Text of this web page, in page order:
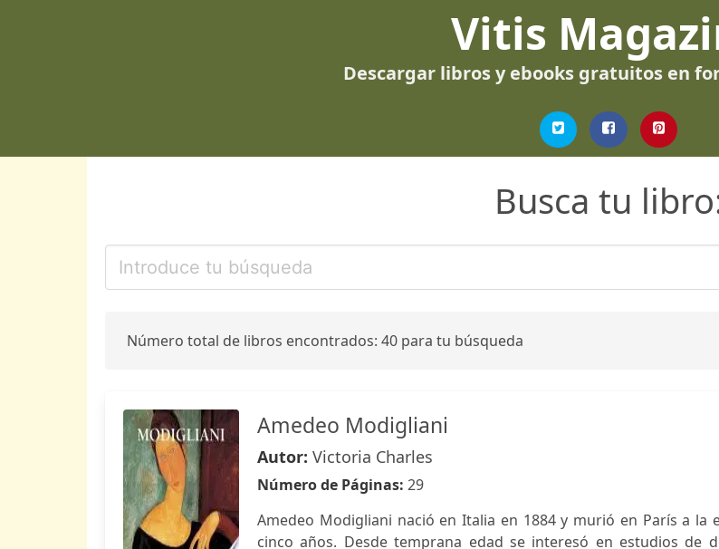
Vitis
Descargar libros y ebooks gratuitos en
Busca tu
Número total de libros encontrados: 40 para tu búsqueda
Amedeo Modigliani
Autor: Victoria Charles
Número de Páginas: 29
Amedeo Modigliani nació en Italia en 1884 y murió en París a la
cinco años. Desde temprana edad se interesó en estudios de